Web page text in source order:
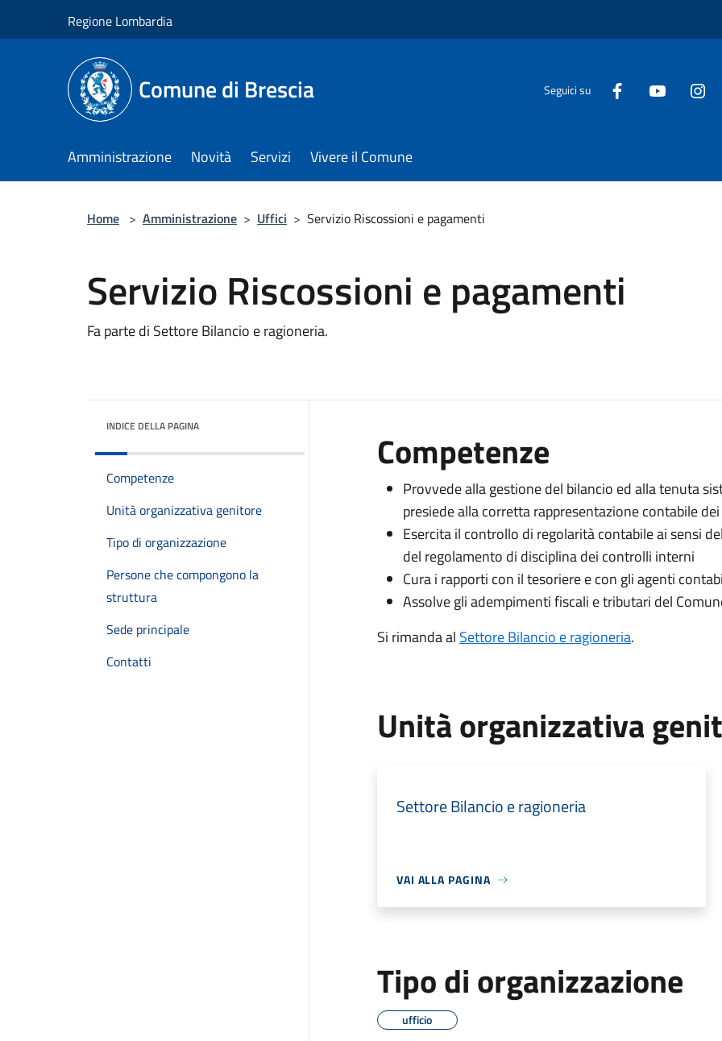
Regione Lombardia
Comune di Brescia Seguici su
Amministrazione Novità Servizi Vivere il Comune
Home > Amministrazione > Uffici > Servizio Riscossioni e pagamenti
Servizio Riscossioni e pagamenti
Fa parte di Settore Bilancio e ragioneria.
INDICE DELLA PAGINA
Competenze
Unità organizzativa genitore
Tipo di organizzazione
Persone che compongono la
struttura
Sede principale
Contatti
Competenze
Provvede alla gestione del bilancio ed alla tenuta
presiede alla corretta rappresentazione contabile
Esercita il controllo di regolarità contabile ai sensi
del regolamento di disciplina dei controlli interni
Cura i rapporti con il tesoriere e con gli agenti
Assolve gli adempimenti fiscali e tributari del
Si rimanda al Settore Bilancio e ragioneria.
Unità organizzativa
Settore Bilancio e ragioneria
VAI ALLA PAGINA
Tipo di organizzazione
ufficio